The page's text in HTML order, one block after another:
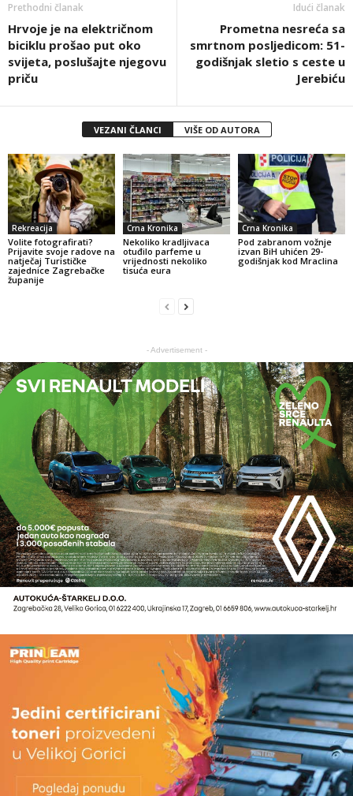
Prethodni članak
Hrvoje je na električnom
biciklu prošao put oko
svijeta, poslušajte njegovu
priču
Idući članak
Prometna nesreća sa
smrtnom posljedicom: 51-
godišnjak sletio s ceste u
Jerebiću
VEZANI ČLANCI VIŠE OD AUTORA
Rekreacija
Volite fotografirati?
Prijavite svoje radove na
natječaj Turističke
zajednice Zagrebačke
županije
Crna Kronika
Nekoliko kradljivaca
otuđilo parfeme u
vrijednosti nekoliko
tisuća eura
Crna Kronika
Pod zabranom vožnje
izvan BiH uhićen 29-
godišnjak kod Mraclina
- Advertisement -